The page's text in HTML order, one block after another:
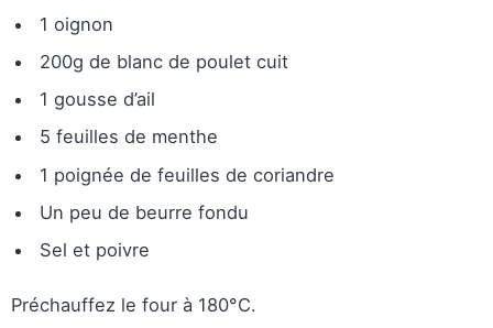
1 oignon
200g de blanc de poulet cuit
1 gousse d’ail
5 feuilles de menthe
1 poignée de feuilles de coriandre
Un peu de beurre fondu
Sel et poivre
Préchauffez le four à 180°C.